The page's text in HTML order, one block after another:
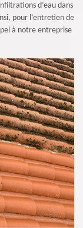
d’eau dans
pour l’entretien de
à notre entreprise